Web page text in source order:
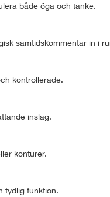
både öga och tanke.
samtidskommentar in i
kontrollerade.
inslag.
konturer.
tydlig funktion.